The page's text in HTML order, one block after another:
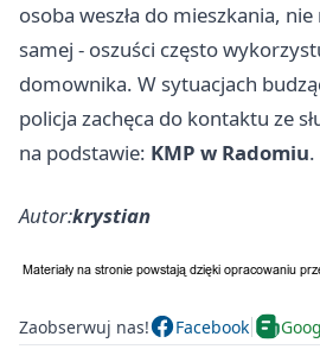
osoba weszła do mieszkania,
samej - oszuści często
domownika. W sytuacjach
policja zachęca do kontaktu ze
na podstawie: KMP w Radomiu.
Autor:krystian
Zaobserwuj nas! Facebook